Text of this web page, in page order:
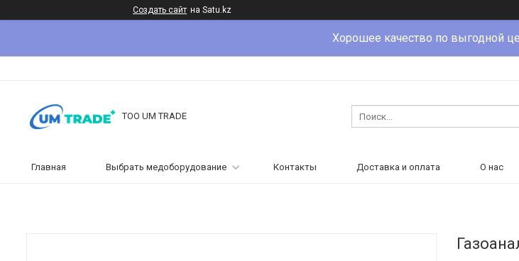
Создать сайт на Satu.kz
Хорошее качество по выгодной
ТОО UM TRADE
Главная Выбрать медоборудование Контакты Доставка и оплата О нас